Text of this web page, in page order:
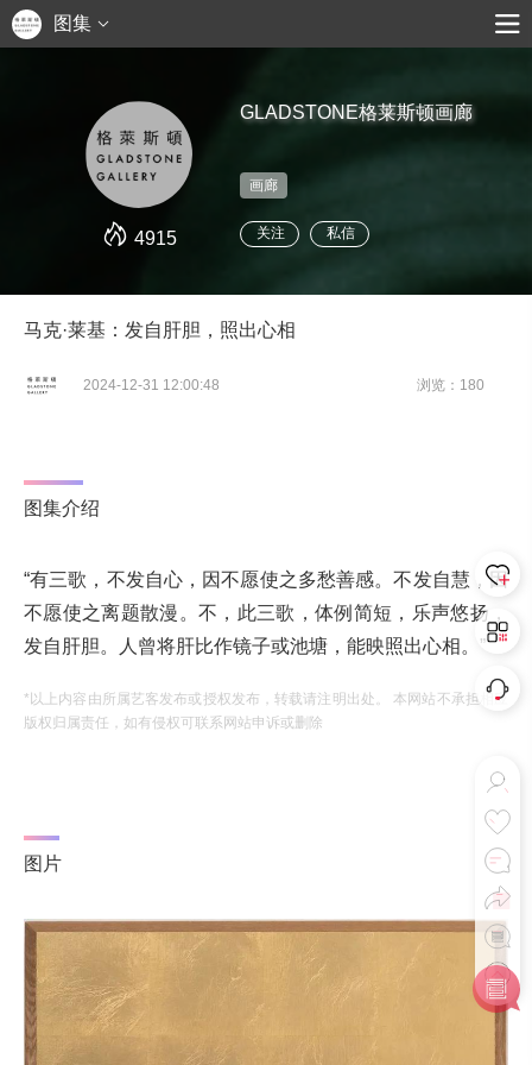
图集
4915
GLADSTONE格莱斯顿画廊
画廊
关注 私信
马克·莱基：发自肝胆，照出心相
2024-12-31 12:00:48 浏览：180
图集介绍
“有三歌，不发自心，因不愿使之多愁善感。不发自慧，因
不愿使之离题散漫。不，此三歌，体例简短，乐声悠扬，
发自肝胆。人曾将肝比作镜子或池塘，能映照出心相。”
*以上内容由所属艺客发布或授权发布，转载请注明出处。 本网站不承担相应
版权归属责任，如有侵权可联系网站申诉或删除
图片